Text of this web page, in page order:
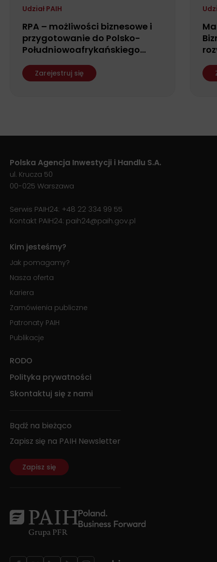
Udział PAIH
RPA – możliwości biznesowe i
przygotowanie do Polsko-
Południowoafrykańskiego
Zarejestruj się
Polska Agencja Inwestycji i Handlu S.A.
ul. Krucza 50
00-025 Warszawa
Serwis PAIH24: +48 22 334 99 55
Kontakt PAIH24: paih24@paih.gov.pl
Kim jesteśmy?
Jak pomagamy?
Nasza oferta
Kariera
Zamówienia publiczne
Patronaty PAIH
Publikacje
RODO
Polityka prywatności
Skontaktuj się z nami
Bądź na bieżąco
Zapisz się na PAIH Newsletter
Zapisz się